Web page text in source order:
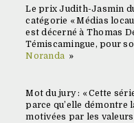
Le prix Judith-Jasmin
catégorie « Médias
est décerné à Thomas
Témiscamingue, pour
Noranda »
Mot du jury : « Cette
parce qu’elle démontre
motivées par les